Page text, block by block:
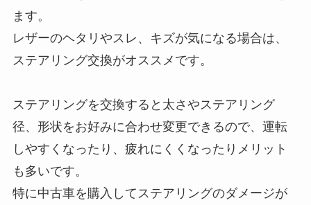
ます。
レザーのヘタリやスレ、キズが気になる場合は、
ステアリング交換がオススメです。
ステアリングを交換すると太さやステアリング
径、形状をお好みに合わせ変更できるので、運転
しやすくなったり、疲れにくくなったりメリット
も多いです。
特に中古車を購入してステアリングのダメージが